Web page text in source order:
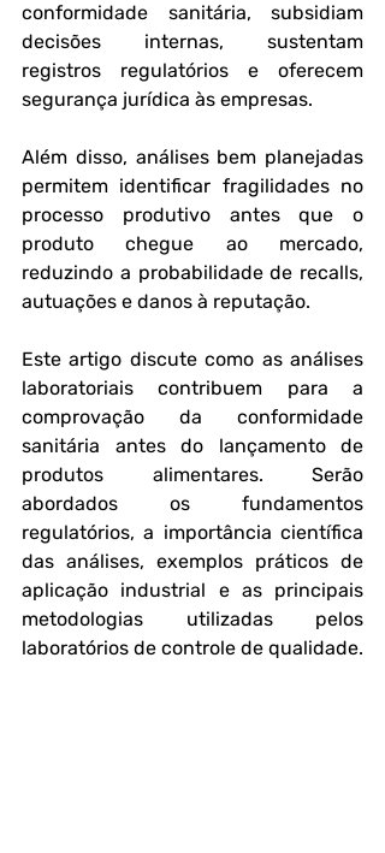
conformidade sanitária, subsidiam
decisões internas, sustentam
registros regulatórios e oferecem
segurança jurídica às empresas.
Além disso, análises bem planejadas
permitem identificar fragilidades no
processo produtivo antes que o
produto chegue ao mercado,
reduzindo a probabilidade de recalls,
autuações e danos à reputação.
Este artigo discute como as análises
laboratoriais contribuem para a
comprovação da conformidade
sanitária antes do lançamento de
produtos alimentares. Serão
abordados os fundamentos
regulatórios, a importância científica
das análises, exemplos práticos de
aplicação industrial e as principais
metodologias utilizadas pelos
laboratórios de controle de qualidade.